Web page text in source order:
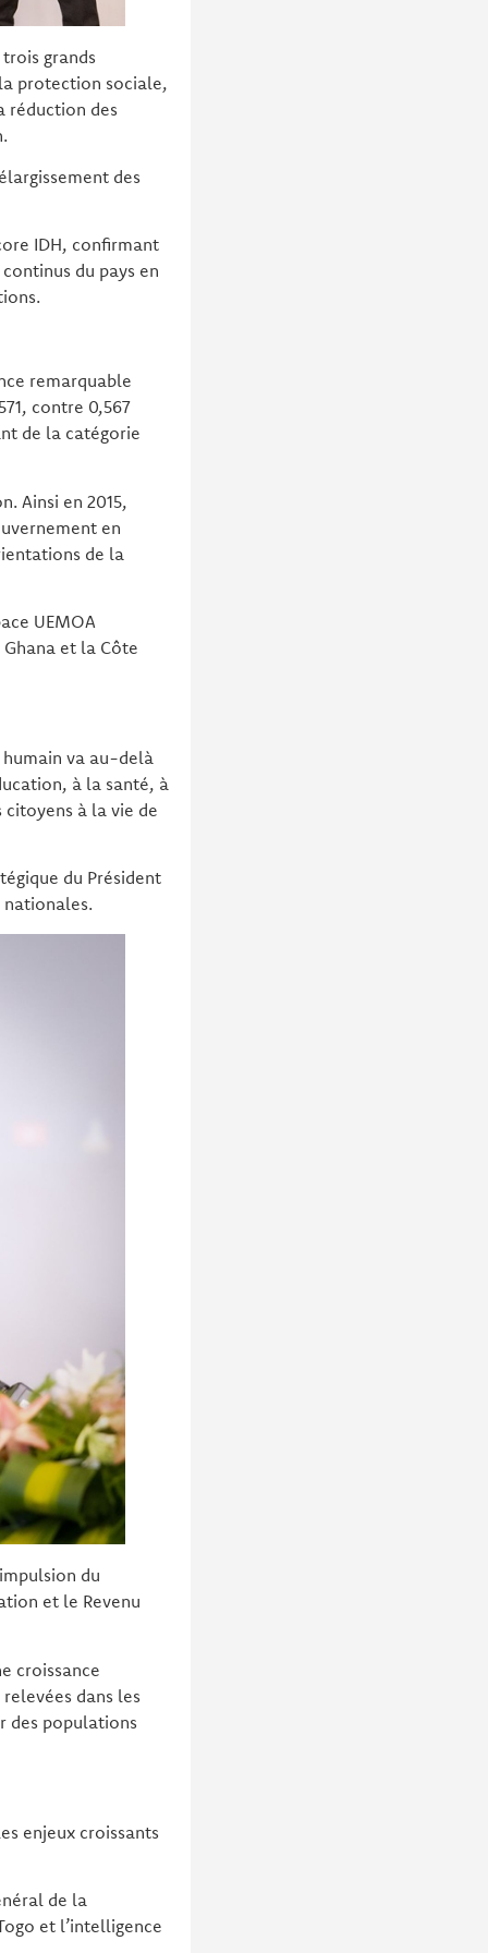
grands
protection sociale,
réduction des
des
IDH, confirmant
du pays en
remarquable
contre 0,567
de la catégorie
Ainsi en 2015,
en
de la
UEMOA
et la Côte
va au-delà
à la santé, à
à la vie de
du Président
nationales.
du
et le Revenu
croissance
dans les
des populations
enjeux croissants
de la
et l’intelligence